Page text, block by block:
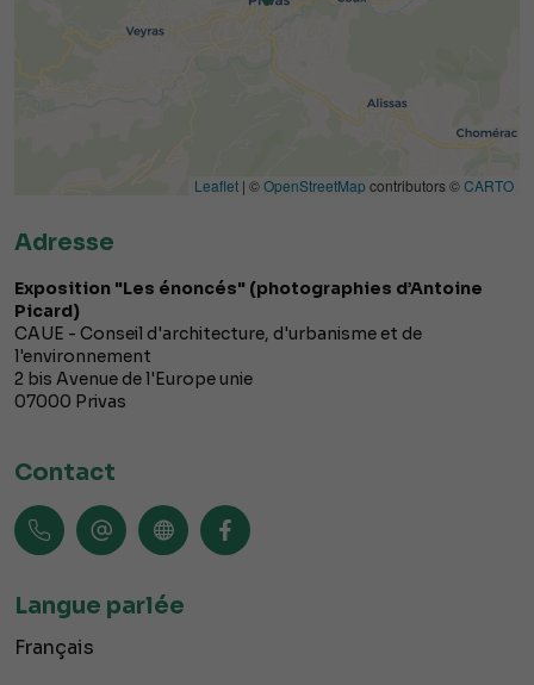
Leaflet | ©OpenStreetMapcontributors ©CARTO
Adresse
Exposition "Les énoncés" (photographies d’Antoine
Picard)
CAUE - Conseil d'architecture, d'urbanisme et de
l'environnement
2 bis Avenue de l'Europe unie
07000 Privas
Contact
Langue parlée
Français